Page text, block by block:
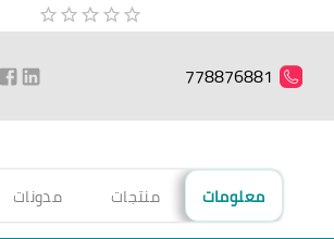
778876881
معلومات منتجات مدونات